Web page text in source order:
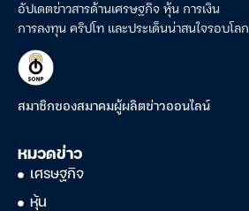
อัปเดตข่าวสารด้านเศรษฐกิจ หุ้น การเงิน
การลงทุน คริปโท และประเด็นน่าสนใจรอบโลก
สมาชิกของสมาคมผู้ผลิตข่าวออนไลน์
หมวดข่าว
เศรษฐกิจ
หุ้น